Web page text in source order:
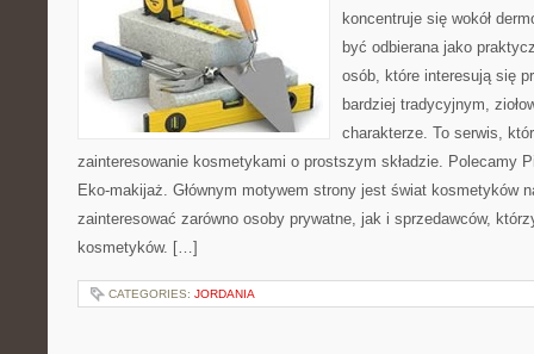
koncentruje się wokół
być odbierana jako
osób, które interesują się
bardziej tradycyjnym,
charakterze. To serwis,
zainteresowanie kosmetykami o prostszym składzie. Polecamy
Eko-makijaż. Głównym motywem strony jest świat kosmetyków
zainteresować zarówno osoby prywatne, jak i sprzedawców,
kosmetyków. […]
CATEGORIES: JORDANIA